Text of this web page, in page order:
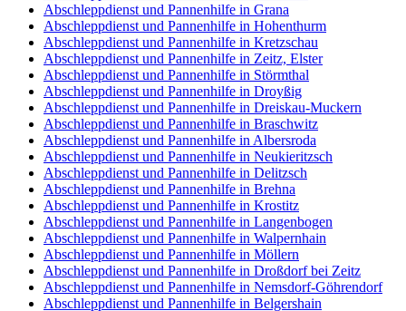
Abschleppdienst und Pannenhilfe in Grana
Abschleppdienst und Pannenhilfe in Hohenthurm
Abschleppdienst und Pannenhilfe in Kretzschau
Abschleppdienst und Pannenhilfe in Zeitz, Elster
Abschleppdienst und Pannenhilfe in Störmthal
Abschleppdienst und Pannenhilfe in Droyßig
Abschleppdienst und Pannenhilfe in Dreiskau-Muckern
Abschleppdienst und Pannenhilfe in Braschwitz
Abschleppdienst und Pannenhilfe in Albersroda
Abschleppdienst und Pannenhilfe in Neukieritzsch
Abschleppdienst und Pannenhilfe in Delitzsch
Abschleppdienst und Pannenhilfe in Brehna
Abschleppdienst und Pannenhilfe in Krostitz
Abschleppdienst und Pannenhilfe in Langenbogen
Abschleppdienst und Pannenhilfe in Walpernhain
Abschleppdienst und Pannenhilfe in Möllern
Abschleppdienst und Pannenhilfe in Droßdorf bei Zeitz
Abschleppdienst und Pannenhilfe in Nemsdorf-Göhrendorf
Abschleppdienst und Pannenhilfe in Belgershain